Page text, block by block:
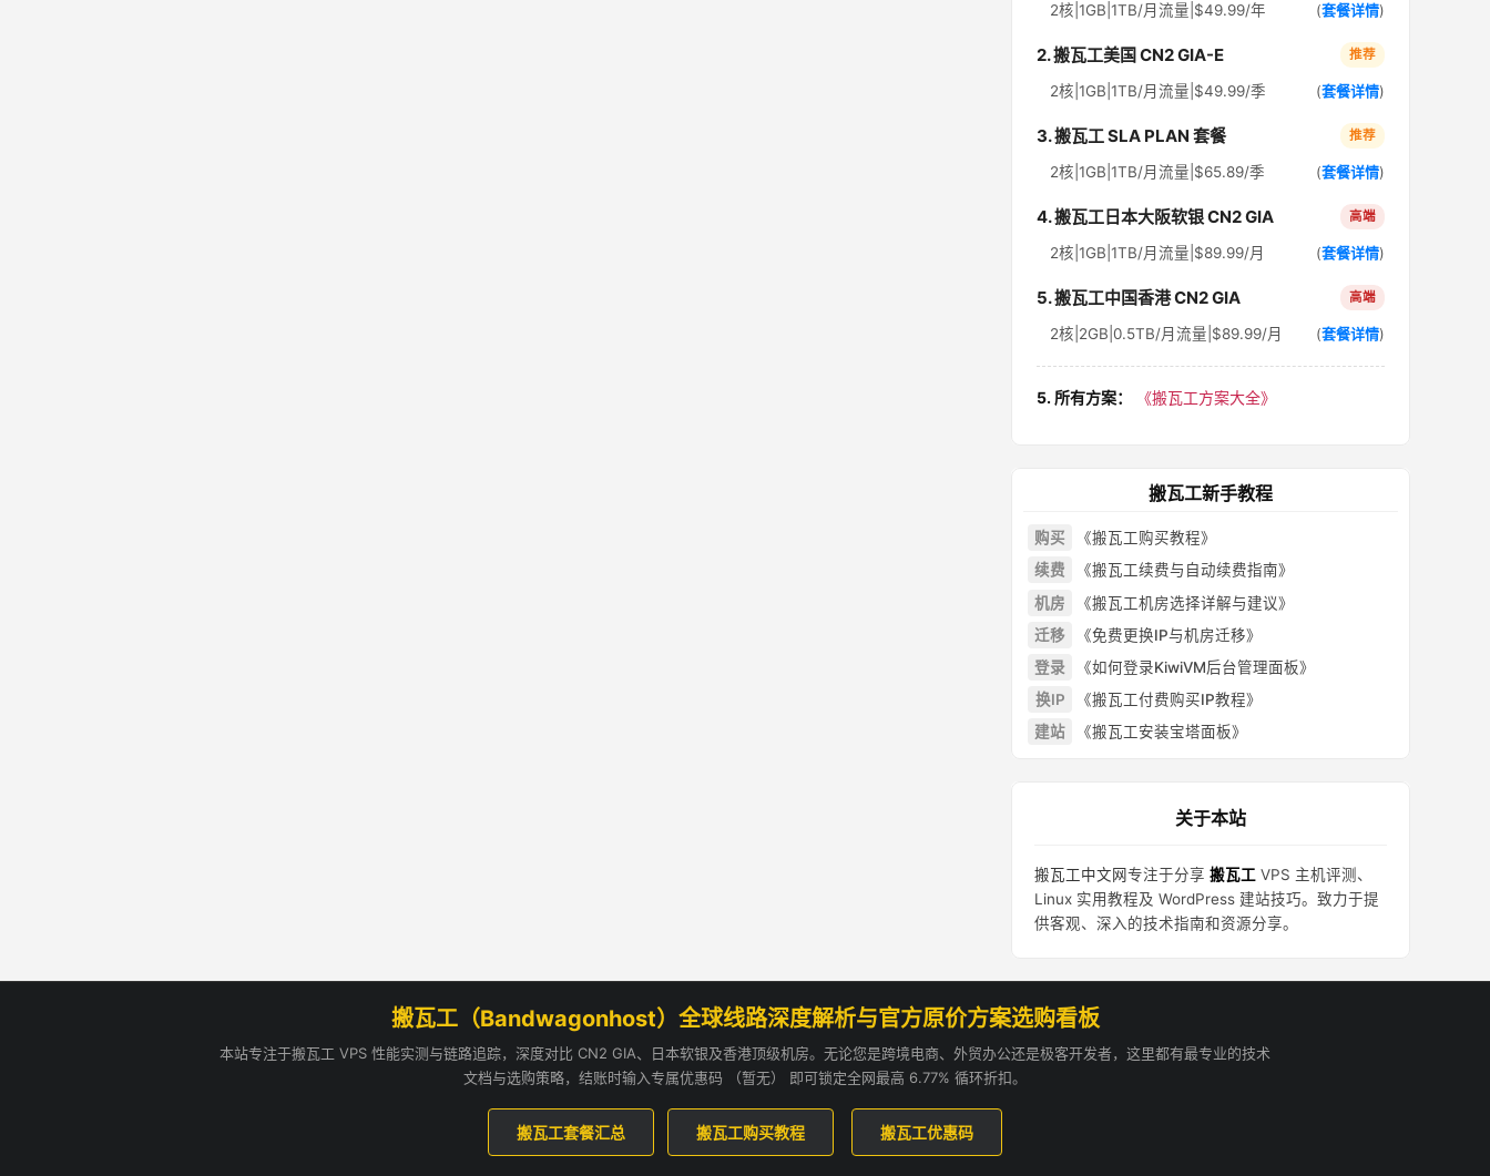
2核|1GB|1TB/月流量|$49.99/年 (套餐详情)
2. 搬瓦工美国 CN2 GIA-E 推荐
2核|1GB|1TB/月流量|$49.99/季 (套餐详情)
3. 搬瓦工 SLA PLAN 套餐 推荐
2核|1GB|1TB/月流量|$65.89/季 (套餐详情)
4. 搬瓦工日本大阪软银 CN2 GIA 高端
2核|1GB|1TB/月流量|$89.99/月 (套餐详情)
5. 搬瓦工中国香港 CN2 GIA 高端
2核|2GB|0.5TB/月流量|$89.99/月 (套餐详情)
5. 所有方案： 《搬瓦工方案大全》
搬瓦工新手教程
购买
《搬瓦工购买教程》
续费
《搬瓦工续费与自动续费指南》
机房
《搬瓦工机房选择详解与建议》
迁移
《免费更换IP与机房迁移》
登录
《如何登录KiwiVM后台管理面板》
换IP
《搬瓦工付费购买IP教程》
建站
《搬瓦工安装宝塔面板》
关于本站
搬瓦工中文网专注于分享 搬瓦工 VPS 主机评测、
Linux 实用教程及 WordPress 建站技巧。致力于提
供客观、深入的技术指南和资源分享。
搬瓦工（Bandwagonhost）全球线路深度解析与官方原价方案选购看板
本站专注于搬瓦工 VPS 性能实测与链路追踪，深度对比 CN2 GIA、日本软银及香港顶级机房。无论您是跨境电商、外贸办公还是极客开发者，这里都有最专业的技术
文档与选购策略，结账时输入专属优惠码 （暂无） 即可锁定全网最高 6.77% 循环折扣。
搬瓦工套餐汇总 搬瓦工购买教程 搬瓦工优惠码